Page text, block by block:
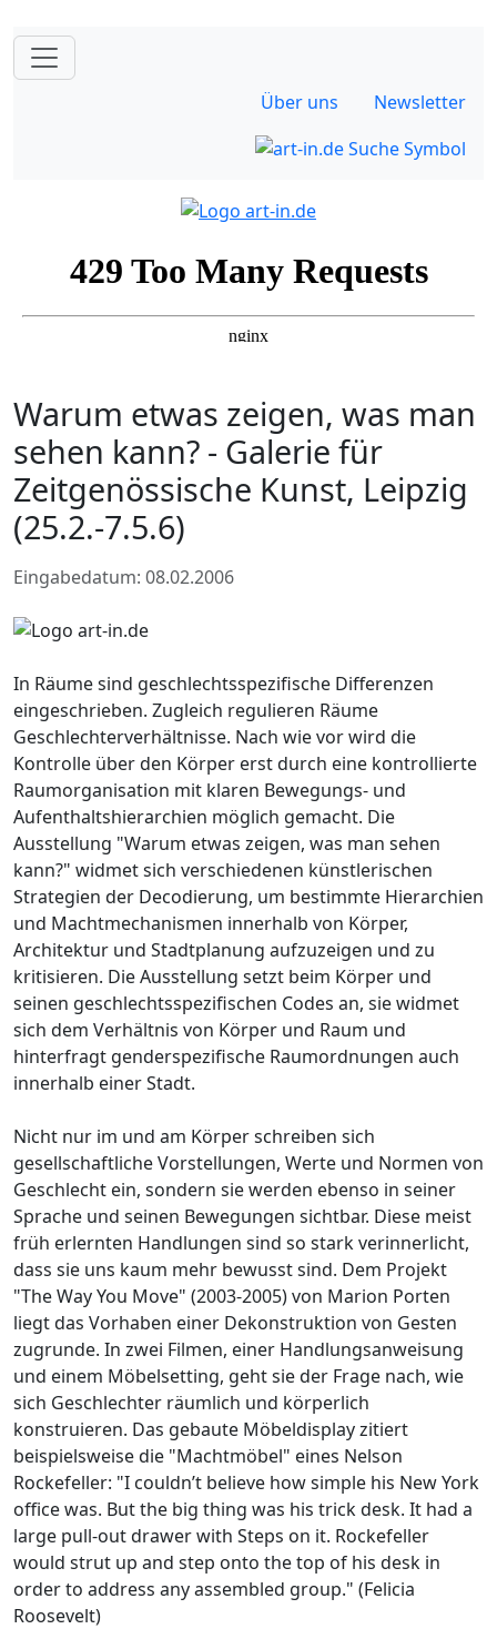
Über uns Newsletter
Warum etwas zeigen, was man
sehen kann? - Galerie für
Zeitgenössische Kunst, Leipzig
(25.2.-7.5.6)
Eingabedatum: 08.02.2006
In Räume sind geschlechtsspezifische Differenzen
eingeschrieben. Zugleich regulieren Räume
Geschlechterverhältnisse. Nach wie vor wird die
Kontrolle über den Körper erst durch eine kontrollierte
Raumorganisation mit klaren Bewegungs- und
Aufenthaltshierarchien möglich gemacht. Die
Ausstellung "Warum etwas zeigen, was man sehen
kann?" widmet sich verschiedenen künstlerischen
Strategien der Decodierung, um bestimmte Hierarchien
und Machtmechanismen innerhalb von Körper,
Architektur und Stadtplanung aufzuzeigen und zu
kritisieren. Die Ausstellung setzt beim Körper und
seinen geschlechtsspezifischen Codes an, sie widmet
sich dem Verhältnis von Körper und Raum und
hinterfragt genderspezifische Raumordnungen auch
innerhalb einer Stadt.
Nicht nur im und am Körper schreiben sich
gesellschaftliche Vorstellungen, Werte und Normen von
Geschlecht ein, sondern sie werden ebenso in seiner
Sprache und seinen Bewegungen sichtbar. Diese meist
früh erlernten Handlungen sind so stark verinnerlicht,
dass sie uns kaum mehr bewusst sind. Dem Projekt
"The Way You Move" (2003-2005) von Marion Porten
liegt das Vorhaben einer Dekonstruktion von Gesten
zugrunde. In zwei Filmen, einer Handlungsanweisung
und einem Möbelsetting, geht sie der Frage nach, wie
sich Geschlechter räumlich und körperlich
konstruieren. Das gebaute Möbeldisplay zitiert
beispielsweise die "Machtmöbel" eines Nelson
Rockefeller: "I couldn’t believe how simple his New York
office was. But the big thing was his trick desk. It had a
large pull-out drawer with Steps on it. Rockefeller
would strut up and step onto the top of his desk in
order to address any assembled group." (Felicia
Roosevelt)